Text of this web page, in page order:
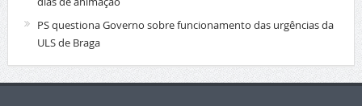
PS questiona Governo sobre funcionamento das urgências da
ULS de Braga